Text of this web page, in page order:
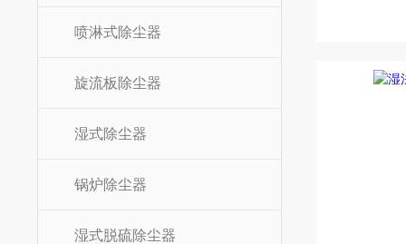
喷淋式除尘器
旋流板除尘器
湿式除尘器
锅炉除尘器
湿式脱硫除尘器